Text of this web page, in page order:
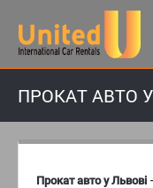
ПРОКАТ АВТО
Прокат авто у Львові